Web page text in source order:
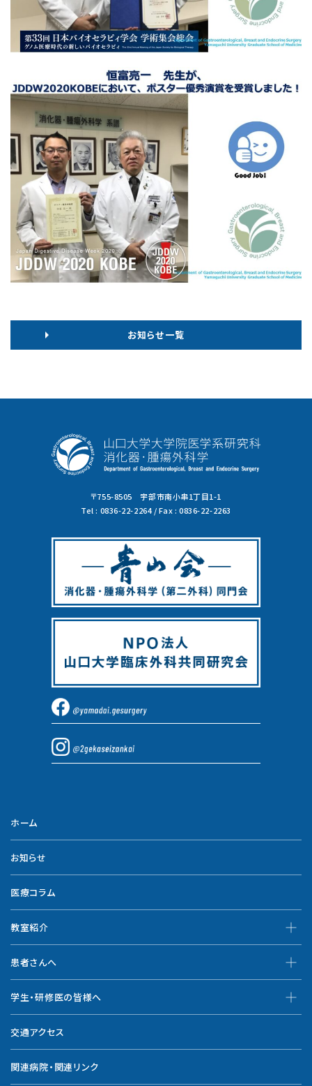
お知らせ⼀覧
〒755-8505 宇部市南小串1丁目1-1
Tel : 0836-22-2264 / Fax : 0836-22-2263
ホーム
お知らせ
医療コラム
教室紹介
患者さんへ
学生・研修医の皆様へ
交通アクセス
関連病院・関連リンク